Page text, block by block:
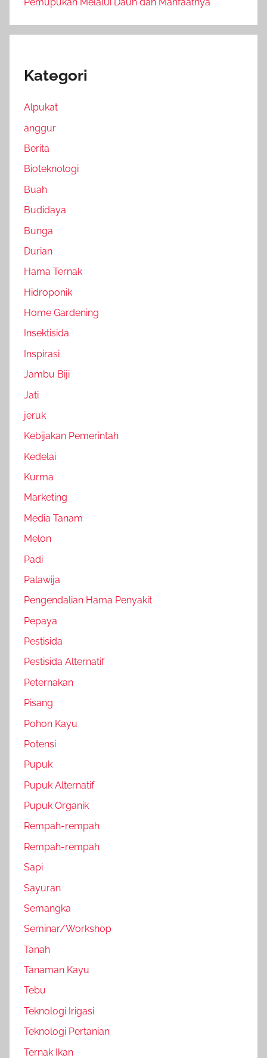
Kategori
Alpukat
anggur
Berita
Bioteknologi
Buah
Budidaya
Bunga
Durian
Hama Ternak
Hidroponik
Home Gardening
Insektisida
Inspirasi
Jambu Biji
Jati
jeruk
Kebijakan Pemerintah
Kedelai
Kurma
Marketing
Media Tanam
Melon
Padi
Palawija
Pengendalian Hama Penyakit
Pepaya
Pestisida
Pestisida Alternatif
Peternakan
Pisang
Pohon Kayu
Potensi
Pupuk
Pupuk Alternatif
Pupuk Organik
Rempah-rempah
Rempah-rempah
Sapi
Sayuran
Semangka
Seminar/Workshop
Tanah
Tanaman Kayu
Tebu
Teknologi Irigasi
Teknologi Pertanian
Ternak Ikan